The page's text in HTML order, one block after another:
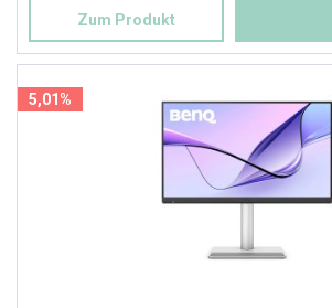
Zum Produkt
5,01%